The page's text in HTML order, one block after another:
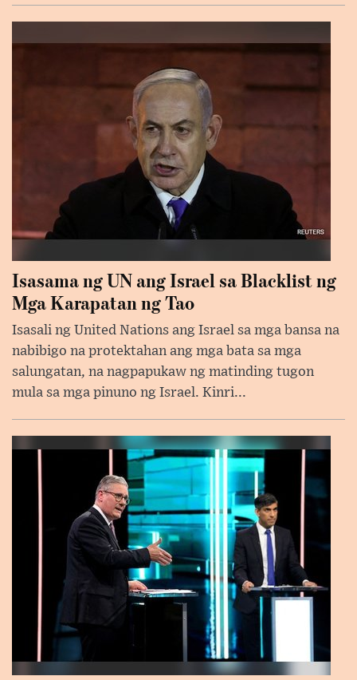
Isasama ng UN ang Israel sa Blacklist ng
Mga Karapatan ng Tao
Isasali ng United Nations ang Israel sa mga bansa na
nabibigo na protektahan ang mga bata sa mga
salungatan, na nagpapukaw ng matinding tugon
mula sa mga pinuno ng Israel. Kinri...